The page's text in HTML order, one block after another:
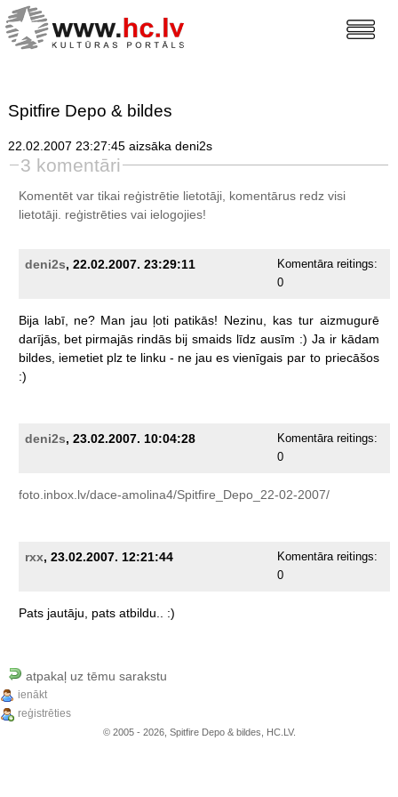
Spitfire Depo & bildes
22.02.2007 23:27:45 aizsāka deni2s
3 komentāri
Komentēt var tikai reģistrētie lietotāji, komentārus redz visi
lietotāji. reģistrētiesvai ielogojies!
deni2s, 22.02.2007. 23:29:11
Komentāra reitings:
0
Bija labī, ne? Man jau ļoti patikās! Nezinu, kas tur aizmugurē
darījās, bet pirmajās rindās bij smaids līdz ausīm :) Ja ir kādam
bildes, iemetiet plz te linku - ne jau es vienīgais par to priecāšos
:)
deni2s, 23.02.2007. 10:04:28
Komentāra reitings:
0
foto.inbox.lv/dace-amolina4/Spitfire_Depo_22-02-2007/
rxx, 23.02.2007. 12:21:44
Komentāra reitings:
0
Pats jautāju, pats atbildu.. :)
atpakaļ uz tēmu sarakstu
ienākt
reģistrēties
© 2005 - 2026, Spitfire Depo & bildes, HC.LV.